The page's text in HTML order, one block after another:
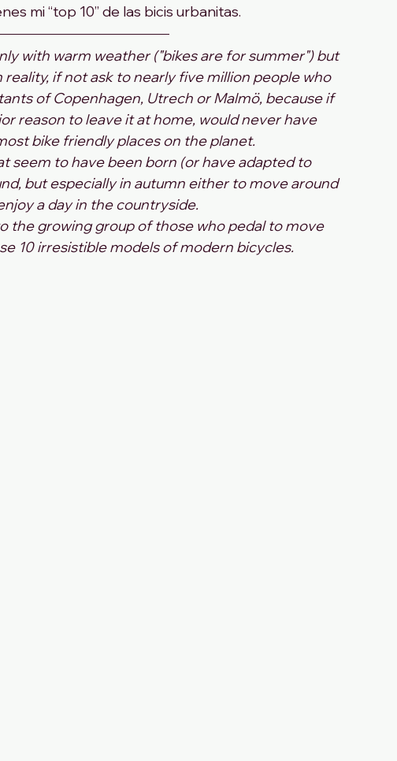
mi “top 10” de las bicis urbanitas.
with warm weather ("bikes are for summer") but
if not ask to nearly five million people who
of Copenhagen, Utrech or Malmö, because if
reason to leave it at home, would never have
bike friendly places on the planet.
seem to have been born (or have adapted to
but especially in autumn either to move around
a day in the countryside.
the growing group of those who pedal to move
10 irresistible models of modern bicycles.